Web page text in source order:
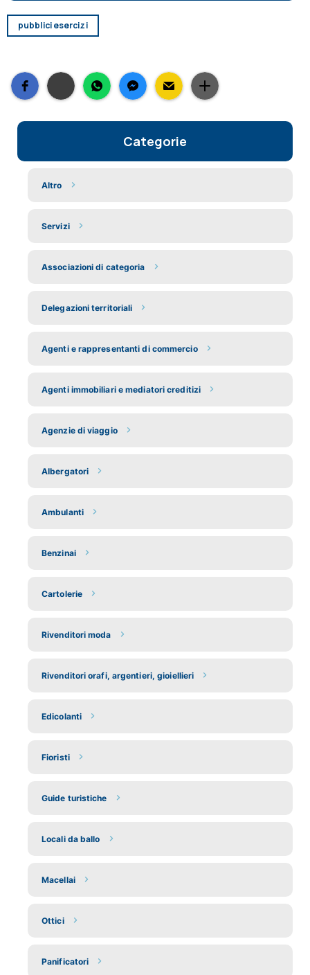
pubblici esercizi
Categorie
Altro
Servizi
Associazioni di categoria
Delegazioni territoriali
Agenti e rappresentanti di commercio
Agenti immobiliari e mediatori creditizi
Agenzie di viaggio
Albergatori
Ambulanti
Benzinai
Cartolerie
Rivenditori moda
Rivenditori orafi, argentieri, gioiellieri
Edicolanti
Fioristi
Guide turistiche
Locali da ballo
Macellai
Ottici
Panificatori